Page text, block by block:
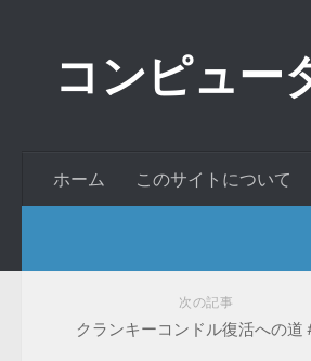
コンピュー
ホーム このサイトについて
次の記事
クランキーコンドル復活への道